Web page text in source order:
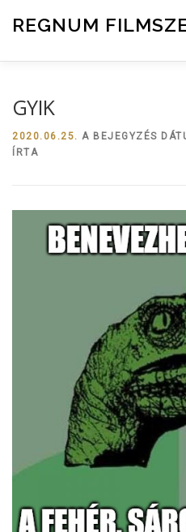
REGNUM
GYIK
2020.06.25. A BEJEGYZÉS
ÍRTA